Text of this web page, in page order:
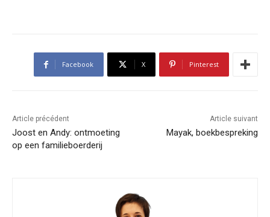
Facebook X Pinterest
Article précédent
Joost en Andy: ontmoeting
op een familieboerderij
Article suivant
Mayak, boekbespreking